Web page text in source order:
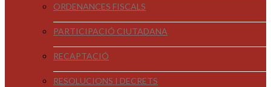
ORDENANCES FISCALS
PARTICIPACIÓ CIUTADANA
RECAPTACIÓ
RESOLUCIONS I DECRETS